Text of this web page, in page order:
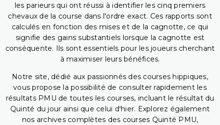
les parieurs qui ont réussi à identifier les cinq premiers
chevaux de la course dans l'ordre exact. Ces rapports sont
calculés en fonction des mises et de la cagnotte, ce qui
signifie des gains substantiels lorsque la cagnotte est
conséquente. Ils sont essentiels pour les joueurs cherchant
à maximiser leurs bénéfices.
Notre site, dédié aux passionnés des courses hippiques,
vous propose la possibilité de consulter rapidement les
résultats PMU de toutes les courses, incluant le résultat du
Quinté du jour ainsi que celui d'hier. Explorez également
nos archives complètes des courses Quinté PMU,